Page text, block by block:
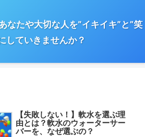
なたや大切な人を”イキイキ”と”笑
していきませんか？
【失敗しない！】軟水を選ぶ理
由とは？軟水のウォーターサー
バーを、なぜ選ぶの？